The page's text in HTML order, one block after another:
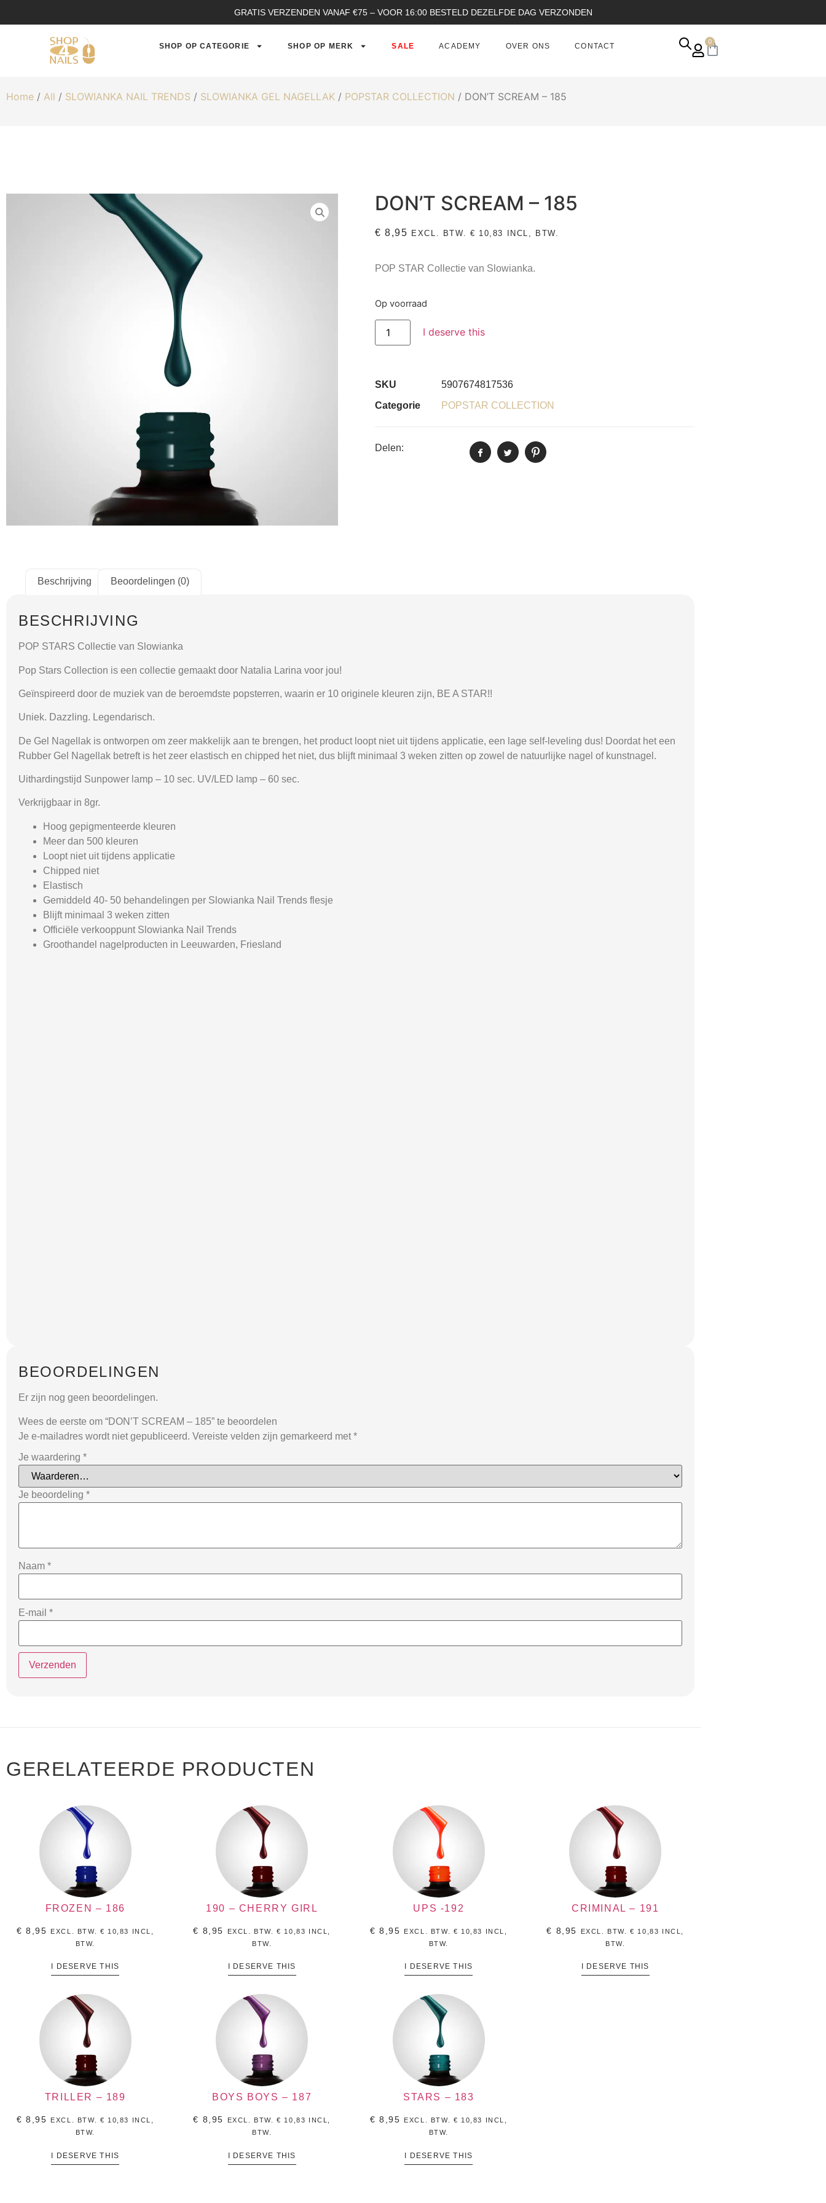
GRATIS VERZENDEN VANAF €75 – VOOR 16:00 BESTELD DEZELFDE DAG VERZONDEN
SHOP OP CATEGORIE SHOP OP MERK SALE ACADEMY OVER ONS CONTACT
0
Home / All / SLOWIANKA NAIL TRENDS / SLOWIANKA GEL NAGELLAK / POPSTAR COLLECTION / DON’T SCREAM – 185
DON’T SCREAM – 185
€ 8,95 EXCL. BTW. € 10,83 INCL, BTW.
POP STAR Collectie van Slowianka.
Op voorraad
I deserve this
SKU
5907674817536
Categorie
POPSTAR COLLECTION
Delen:
Beschrijving Beoordelingen (0)
BESCHRIJVING
POP STARS Collectie van Slowianka
Pop Stars Collection is een collectie gemaakt door Natalia Larina voor jou!
Geïnspireerd door de muziek van de beroemdste popsterren, waarin er 10 originele kleuren zijn, BE A STAR!!
Uniek. Dazzling. Legendarisch.
De Gel Nagellak is ontworpen om zeer makkelijk aan te brengen, het product loopt niet uit tijdens applicatie, een lage self-leveling dus! Doordat het een
Rubber Gel Nagellak betreft is het zeer elastisch en chipped het niet, dus blijft minimaal 3 weken zitten op zowel de natuurlijke nagel of kunstnagel.
Uithardingstijd Sunpower lamp – 10 sec. UV/LED lamp – 60 sec.
Verkrijgbaar in 8gr.
Hoog gepigmenteerde kleuren
Meer dan 500 kleuren
Loopt niet uit tijdens applicatie
Chipped niet
Elastisch
Gemiddeld 40- 50 behandelingen per Slowianka Nail Trends flesje
Blijft minimaal 3 weken zitten
Officiële verkooppunt Slowianka Nail Trends
Groothandel nagelproducten in Leeuwarden, Friesland
BEOORDELINGEN
Er zijn nog geen beoordelingen.
Wees de eerste om “DON’T SCREAM – 185” te beoordelen
Je e-mailadres wordt niet gepubliceerd. Vereiste velden zijn gemarkeerd met *
Je waardering *
Je beoordeling *
Naam *
E-mail *
GERELATEERDE PRODUCTEN
FROZEN – 186
€ 8,95 EXCL. BTW. € 10,83
INCL,
BTW.
I DESERVE THIS
190 – CHERRY GIRL
€ 8,95 EXCL. BTW.€ 10,83 INCL,
BTW.
I DESERVE THIS
UPS -192
€ 8,95 EXCL. BTW. € 10,83
INCL,
BTW.
I DESERVE THIS
CRIMINAL – 191
€ 8,95 EXCL. BTW.€ 10,83 INCL,
BTW.
I DESERVE THIS
TRILLER – 189
€ 8,95 EXCL. BTW. € 10,83
INCL,
BTW.
I DESERVE THIS
BOYS BOYS – 187
€ 8,95 EXCL. BTW.€ 10,83
INCL,
BTW.
I DESERVE THIS
STARS – 183
€ 8,95 EXCL. BTW. € 10,83
INCL,
BTW.
I DESERVE THIS